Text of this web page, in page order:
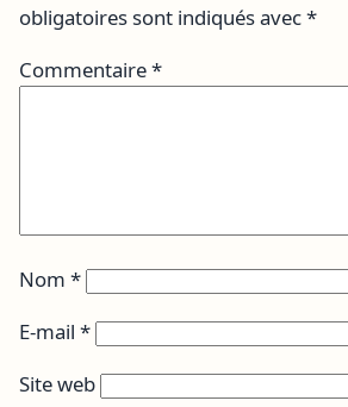
obligatoires sont indiqués avec*
Commentaire*
Nom *
E-mail *
Site web